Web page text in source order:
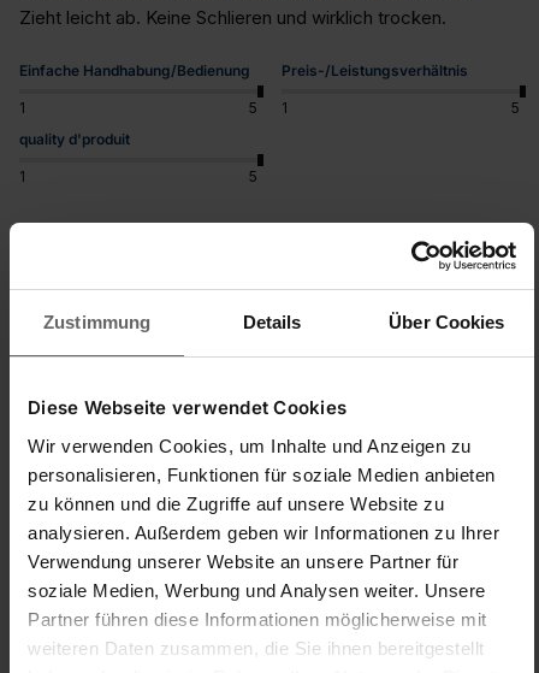
Zustimmung Details Über Cookies
Diese Webseite verwendet Cookies
Wir verwenden Cookies, um Inhalte und Anzeigen zu
personalisieren, Funktionen für soziale Medien anbieten
zu können und die Zugriffe auf unsere Website zu
analysieren. Außerdem geben wir Informationen zu Ihrer
Verwendung unserer Website an unsere Partner für
soziale Medien, Werbung und Analysen weiter. Unsere
Partner führen diese Informationen möglicherweise mit
weiteren Daten zusammen, die Sie ihnen bereitgestellt
Zieht leicht ab. Keine Schlieren und wirklich trocken.
Einfache Handhabung/Bedienung
1 5
Preis-/Leistungsverhältnis
1
5
quality d'produit
1 5
vor 2 Jahren
C
Verified Customer
Cuxi3
Hohe Qualität
Classic Wasserschieber Telescope, für alle Hartböden
Die Ware ist von hoher Qualität und wurde schnell geliefert